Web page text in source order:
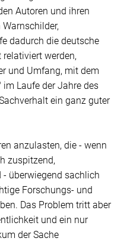
Autoren und ihren
dadurch die deutsche
werden,
und Umfang, mit dem
im Laufe der Jahre des
ein ganz guter
anzulasten, die - wenn
zuspitzend,
überwiegend sachlich
Forschungs- und
Das Problem tritt aber
und ein nur
der Sache